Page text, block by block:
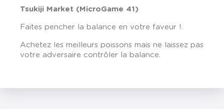
Tsukiji Market (MicroGame 41)
Faites pencher la balance en votre faveur !
Achetez les meilleurs poissons mais ne laissez pas
votre adversaire contrôler la balance.